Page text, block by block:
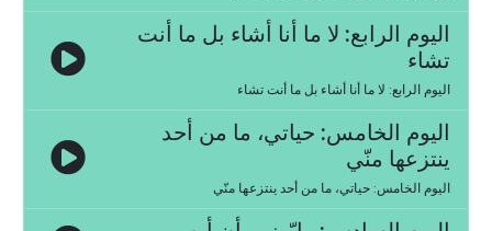
اليوم الرابع: لا ما أنا أشاء بل ما أنت
تشاء
اليوم الرابع: لا ما أنا أشاء بل ما أنت تشاء
اليوم الخامس: حياتي، ما من أحد
ينتزعها منّي
اليوم الخامس: حياتي، ما من أحد ينتزعها منّي